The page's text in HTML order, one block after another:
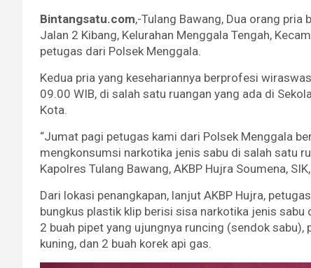
Bintangsatu.com,-Tulang Bawang, Dua orang pria
Jalan 2 Kibang, Kelurahan Menggala Tengah,
petugas dari Polsek Menggala.
Kedua pria yang kesehariannya berprofesi
09.00 WIB, di salah satu ruangan yang ada di
Kota.
“Jumat pagi petugas kami dari Polsek Menggala
mengkonsumsi narkotika jenis sabu di salah satu
Kapolres Tulang Bawang, AKBP Hujra Soumena,
Dari lokasi penangkapan, lanjut AKBP Hujra,
bungkus plastik klip berisi sisa narkotika jenis
2 buah pipet yang ujungnya runcing (sendok
kuning, dan 2 buah korek api gas.